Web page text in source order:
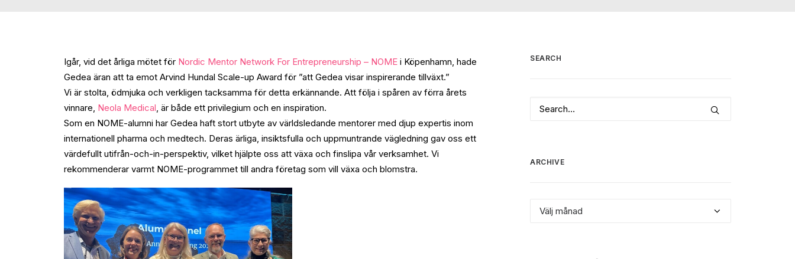
Igår, vid det årliga mötet för Nordic Mentor Network For Entrepreneurship – NOME i Köpenhamn, hade
Gedea äran att ta emot Arvind Hundal Scale-up Award för ”att Gedea visar inspirerande tillväxt.”
Vi är stolta, ödmjuka och verkligen tacksamma för detta erkännande. Att följa i spåren av förra årets
vinnare, Neola Medical, är både ett privilegium och en inspiration.
Som en NOME-alumni har Gedea haft stort utbyte av världsledande mentorer med djup expertis inom
internationell pharma och medtech. Deras ärliga, insiktsfulla och uppmuntrande vägledning gav oss ett
värdefullt utifrån-och-in-perspektiv, vilket hjälpte oss att växa och finslipa vår verksamhet. Vi
rekommenderar varmt NOME-programmet till andra företag som vill växa och blomstra.
SEARCH
ARCHIVE
Archive